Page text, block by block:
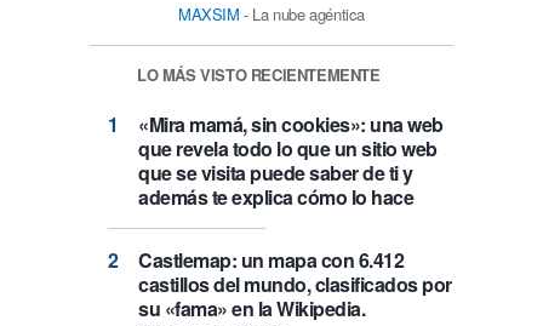
MAXSIM - La nube agéntica
LO MÁS VISTO RECIENTEMENTE
«Mira mamá, sin cookies»: una web
que revela todo lo que un sitio web
que se visita puede saber de ti y
además te explica cómo lo hace
Castlemap: un mapa con 6.412
castillos del mundo, clasificados por
su «fama» en la Wikipedia.